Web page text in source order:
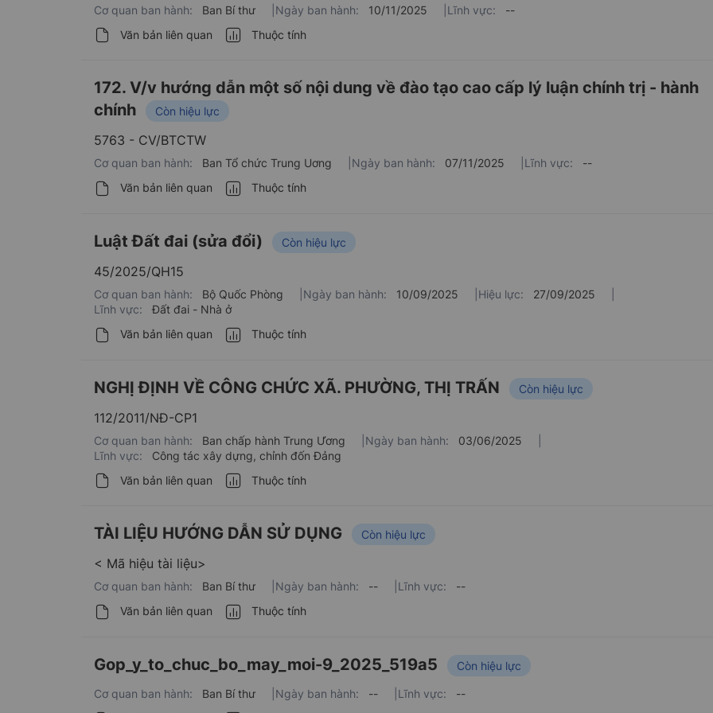
Cơ quan ban hành: Ban Bí thư Ngày ban hành: 10/11/2025 Lĩnh vực:
--
Văn bản liên quan
Thuộc tính
172. V/v hướng dẫn một số nội dung về đào tạo cao cấp lý luận chính trị - hành
chính
Còn hiệu lực
5763 - CV/BTCTW
Cơ quan ban hành: Ban Tổ chức Trung Uơng Ngày ban hành: 07/11/2025 Lĩnh vực:
--
Văn bản liên quan
Thuộc tính
Luật Đất đai (sửa đổi) Còn hiệu lực
45/2025/QH15
Cơ quan ban hành: Bộ Quốc Phòng Ngày ban hành: 10/09/2025 Hiệu lực: 27/09/2025
Lĩnh vực:
Đất đai - Nhà ở
Văn bản liên quan
Thuộc tính
NGHỊ ĐỊNH VỀ CÔNG CHỨC XÃ. PHƯỜNG, THỊ TRẤN Còn hiệu lực
112/2011/NĐ-CP1
Cơ quan ban hành: Ban chấp hành Trung Ương Ngày ban hành: 03/06/2025
Lĩnh vực:
Công tác xây dựng, chỉnh đốn Đảng
Văn bản liên quan
Thuộc tính
TÀI LIỆU HƯỚNG DẪN SỬ DỤNG Còn hiệu lực
< Mã hiệu tài liệu>
Cơ quan ban hành: Ban Bí thư Ngày ban hành: -- Lĩnh vực:
--
Văn bản liên quan
Thuộc tính
Gop_y_to_chuc_bo_may_moi-9_2025_519a5 Còn hiệu lực
Cơ quan ban hành: Ban Bí thư Ngày ban hành: -- Lĩnh vực:
--